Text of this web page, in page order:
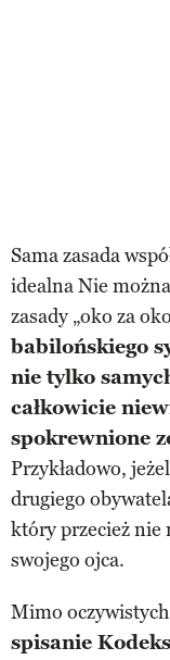
Sama zasada
idealna Nie
zasady „oko za
babilońskiego
nie tylko
całkowicie
spokrewnione
Przykładowo,
drugiego
który przecież nie
swojego ojca.
Mimo
spisanie